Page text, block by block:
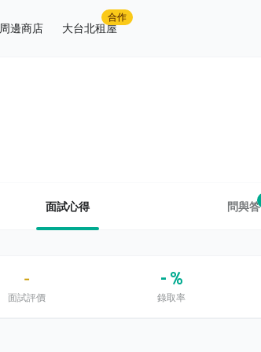
周邊商店 大台北租屋
合作
面試心得 問與答
-
面試評價
- %
錄取率